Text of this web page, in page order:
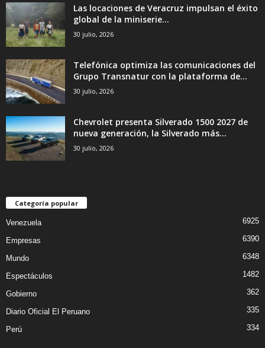
Las locaciones de Veracruz impulsan el éxito
global de la miniserie...
30 julio, 2026
Telefónica optimiza las comunicaciones del
Grupo Transnatur con la plataforma de...
30 julio, 2026
Chevrolet presenta Silverado 1500 2027 de
nueva generación, la Silverado más...
30 julio, 2026
Categoría popular
Venezuela 6925
Empresas 6390
Mundo 6348
Espectáculos 1482
Gobierno 362
Diario Oficial El Peruano 335
Perú 334